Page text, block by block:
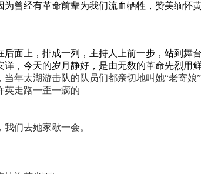
曾经有革命前辈为我们流血牺牲，赞美缅怀
面上，排成一列，主持人上前一步，站到舞
，今天的岁月静好，是由无数的革命先烈用
年太湖游击队的队员们都亲切地叫她“老寄娘”
英走路一歪一瘸的
们去她家歇一会。